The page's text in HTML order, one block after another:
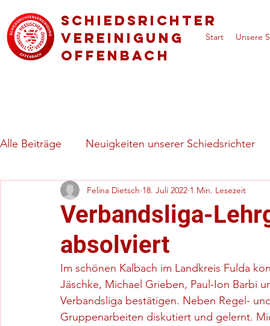
Schiedsrichter
vereinigung
Offenbach
Start Unsere
Alle Beiträge Neuigkeiten unserer Schiedsrichter
Regeln & besondere Spielsituationen
Verbandsliga-
absolviert
Felina Dietsch 18. Juli 2022 1 Min. Lesezeit
Im schönen Kalbach im Landkreis Fulda
Jäschke, Michael Grieben, Paul-Ion Barbi
Verbandsliga bestätigen. Neben Regel-
Gruppenarbeiten diskutiert und gelernt.